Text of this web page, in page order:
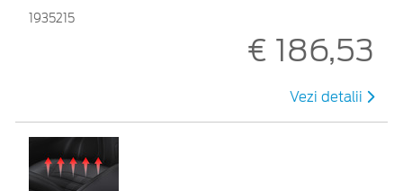
1935215
€ 186,53
Vezi detalii